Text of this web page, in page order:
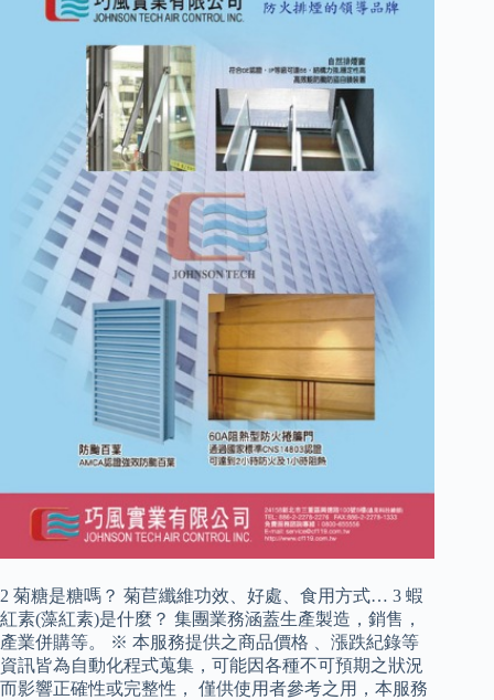
2 菊糖是糖嗎？ 菊苣纖維功效、好處、食用方式… 3 蝦
紅素(藻紅素)是什麼？ 集團業務涵蓋生產製造，銷售，
產業併購等。 ※ 本服務提供之商品價格 、漲跌紀錄等
資訊皆為自動化程式蒐集，可能因各種不可預期之狀況
而影響正確性或完整性， 僅供使用者參考之用，本服務